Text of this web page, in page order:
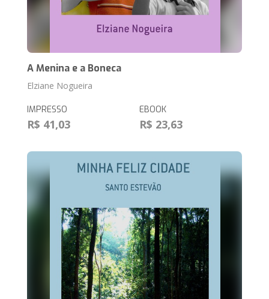
A Menina e a Boneca
Elziane Nogueira
IMPRESSO
R$ 41,03
EBOOK
R$ 23,63